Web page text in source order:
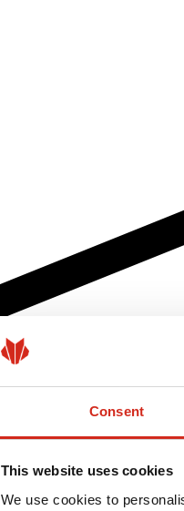
Consent
This website uses cookies
We use cookies to